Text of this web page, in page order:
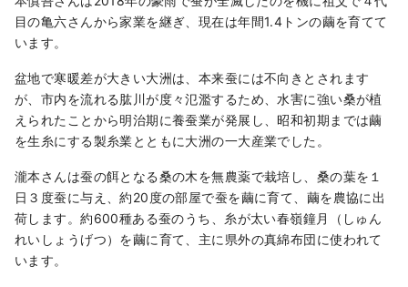
MONPEは約200年前から続く福岡の
伝統的な織物・久留米絣で作られてお
の携帯性にも優れ、街歩きや室内着に
も最適な商品となっています。
目の亀六さんから家業を継ぎ、現在は年間1.4トンの繭を育てて
います。
盆地で寒暖差が大きい大洲は、本来蚕には不向きとされます
が、市内を流れる肱川が度々氾濫するため、水害に強い桑が植
えられたことから明治期に養蚕業が発展し、昭和初期までは繭
を生糸にする製糸業とともに大洲の一大産業でした。
瀧本さんは蚕の餌となる桑の木を無農薬で栽培し、桑の葉を１
日３度蚕に与え、約20度の部屋で蚕を繭に育て、繭を農協に出
荷します。約600種ある蚕のうち、糸が太い春嶺鐘月（しゅん
れいしょうげつ）を繭に育て、主に県外の真綿布団に使われて
います。